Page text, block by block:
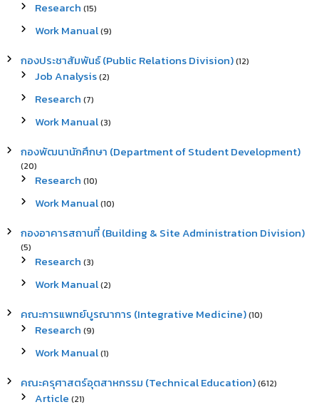
Research (15)
Work Manual(9)
กองประชาสัมพันธ์ (Public Relations Division)(12)
Job Analysis(2)
Research (7)
Work Manual(3)
กองพัฒนานักศึกษา (Department of Student Development)
(20)
Research (10)
Work Manual(10)
กองอาคารสถานที่ (Building & Site Administration Division)
(5)
Research (3)
Work Manual(2)
คณะการแพทย์บูรณาการ (Integrative Medicine)(10)
Research (9)
Work Manual(1)
คณะครุศาสตร์อุตสาหกรรม (Technical Education)(612)
Article (21)